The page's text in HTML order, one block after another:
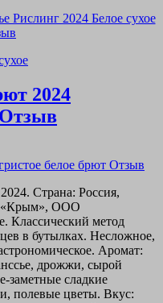
2024
Страна: Россия,
«Крым», ООО
Классический метод
в бутылках. Несложное,
Аромат:
дрожжи, сырой
заметные сладкие
полевые цветы. Вкус: